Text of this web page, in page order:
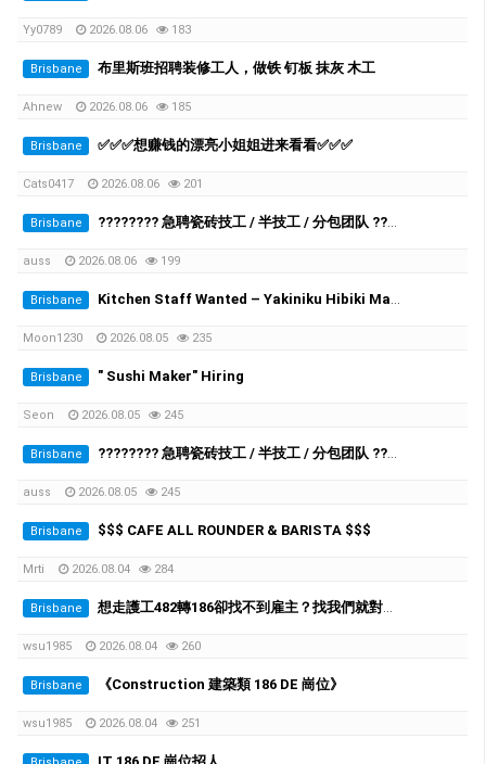
Yy0789 2026.08.06 183
Brisbane 布里斯班招聘装修工人，做铁 钉板 抹灰 木工
Ahnew 2026.08.06 185
Brisbane ✅✅✅想赚钱的漂亮小姐姐进来看看✅✅✅
Cats0417 2026.08.06 201
Brisbane ???????? 急聘瓷砖技工 / 半技工 / 分包团队 ????????
auss 2026.08.06 199
Brisbane Kitchen Staff Wanted – Yakiniku Hibiki Mango Hill
Moon1230 2026.08.05 235
Brisbane " Sushi Maker" Hiring
Seon 2026.08.05 245
Brisbane ???????? 急聘瓷砖技工 / 半技工 / 分包团队 ????????
auss 2026.08.05 245
Brisbane $$$ CAFE ALL ROUNDER & BARISTA $$$
Mrti 2026.08.04 284
Brisbane 想走護工482轉186卻找不到雇主？找我們就對了。我們是QLD最大的養老院雇主
wsu1985 2026.08.04 260
Brisbane 《Construction 建築類 186 DE 崗位》
wsu1985 2026.08.04 251